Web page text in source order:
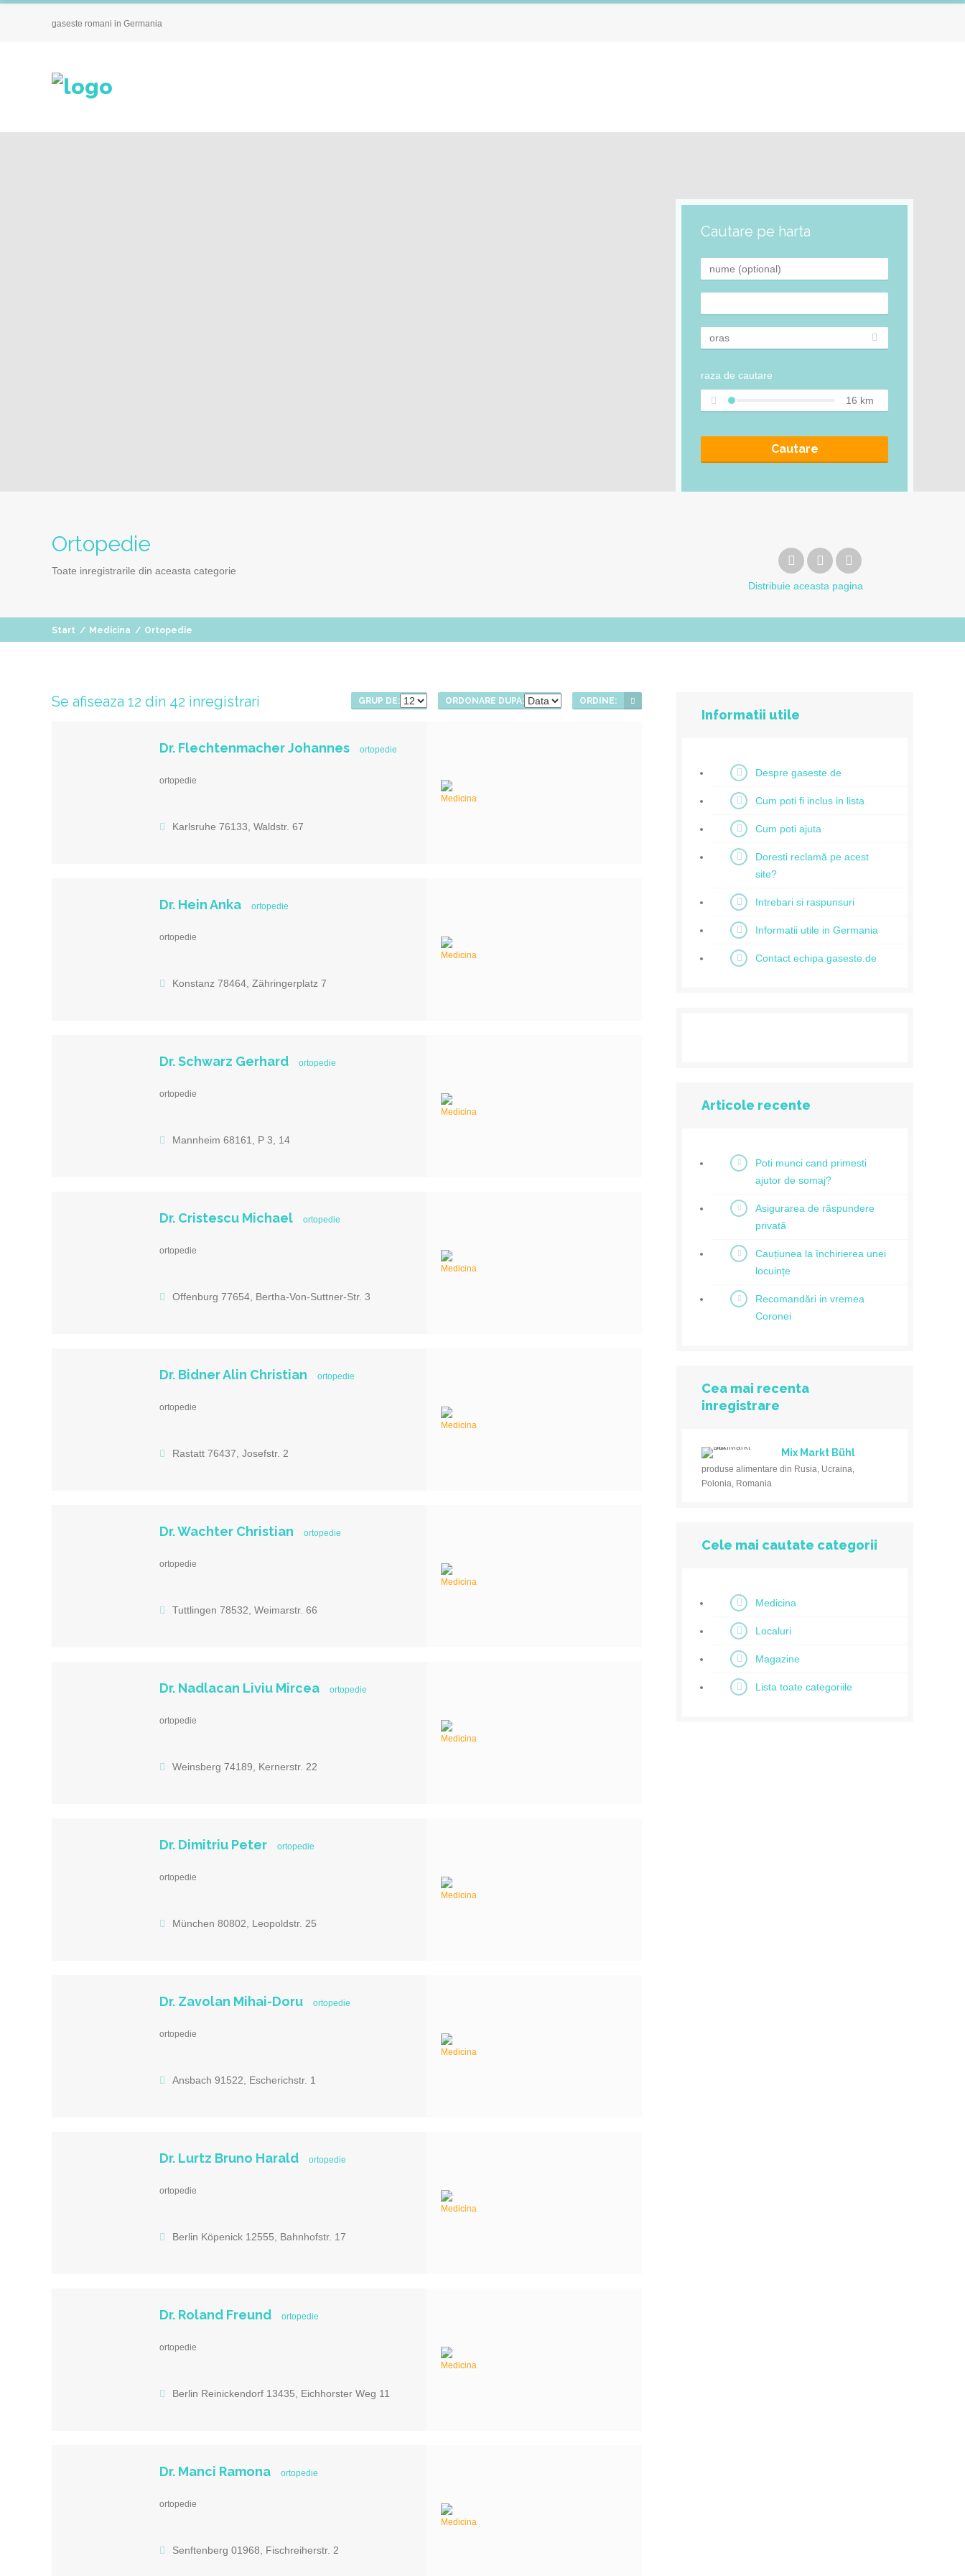
gaseste romani in Germania
Cautare pe harta
raza de cautare
16 km
Cautare
Ortopedie
Toate inregistrarile din aceasta categorie
Distribuie aceasta pagina
Start / Medicina / Ortopedie
Se afiseaza 12 din 42 inregistrari GRUP DE: ORDONARE DUPA: ORDINE:
Dr. Flechtenmacher Johannes ortopedie
ortopedie
Karlsruhe 76133, Waldstr. 67
Dr. Hein Anka ortopedie
ortopedie
Konstanz 78464, Zähringerplatz 7
Dr. Schwarz Gerhard ortopedie
ortopedie
Mannheim 68161, P 3, 14
Dr. Cristescu Michael ortopedie
ortopedie
Offenburg 77654, Bertha-Von-Suttner-Str. 3
Dr. Bidner Alin Christian ortopedie
ortopedie
Rastatt 76437, Josefstr. 2
Dr. Wachter Christian ortopedie
ortopedie
Tuttlingen 78532, Weimarstr. 66
Dr. Nadlacan Liviu Mircea ortopedie
ortopedie
Weinsberg 74189, Kernerstr. 22
Dr. Dimitriu Peter ortopedie
ortopedie
München 80802, Leopoldstr. 25
Dr. Zavolan Mihai-Doru ortopedie
ortopedie
Ansbach 91522, Escherichstr. 1
Dr. Lurtz Bruno Harald ortopedie
ortopedie
Berlin Köpenick 12555, Bahnhofstr. 17
Dr. Roland Freund ortopedie
ortopedie
Berlin Reinickendorf 13435, Eichhorster Weg 11
Dr. Manci Ramona ortopedie
ortopedie
Senftenberg 01968, Fischreiherstr. 2
Informatii utile
Despre gaseste.de
Cum poti fi inclus in lista
Cum poti ajuta
Doresti reclamă pe acest
site?
Intrebari si raspunsuri
Informatii utile in Germania
Contact echipa gaseste.de
Articole recente
Poti munci cand primesti
ajutor de somaj?
Asigurarea de răspundere
privată
Cauțiunea la închirierea unei
locuințe
Recomandări in vremea
Coronei
Cea mai recenta
inregistrare
Mix Markt Bühl
produse alimentare din Rusia, Ucraina,
Polonia, Romania
Cele mai cautate categorii
Medicina
Localuri
Magazine
Lista toate categoriile